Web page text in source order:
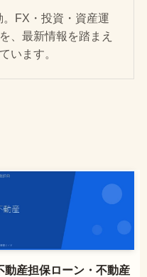
FX・投資・資産運
、最新情報を踏まえ
います。
動産担保ローン・不動産